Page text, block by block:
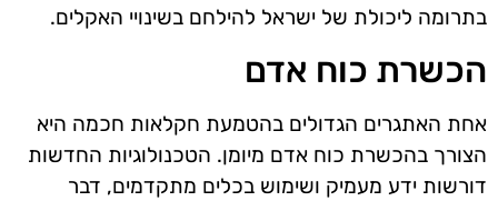
בתרומה ליכולת של ישראל להילחם בשינויי האקלים.
הכשרת כוח אדם
אחת האתגרים הגדולים בהטמעת חקלאות חכמה היא
הצורך בהכשרת כוח אדם מיומן. הטכנולוגיות החדשות
דורשות ידע מעמיק ושימוש בכלים מתקדמים, דבר